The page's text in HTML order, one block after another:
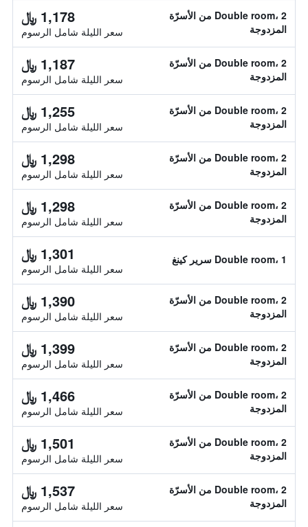
Double room، 2 من الأسرّة
المزدوجة
1,178 ﷼
سعر الليلة شامل الرسوم
Double room، 2 من الأسرّة
المزدوجة
1,187 ﷼
سعر الليلة شامل الرسوم
Double room، 2 من الأسرّة
المزدوجة
1,255 ﷼
سعر الليلة شامل الرسوم
Double room، 2 من الأسرّة
المزدوجة
1,298 ﷼
سعر الليلة شامل الرسوم
Double room، 2 من الأسرّة
المزدوجة
1,298 ﷼
سعر الليلة شامل الرسوم
Double room، 1 سرير كينغ 1,301 ﷼
سعر الليلة شامل الرسوم
Double room، 2 من الأسرّة
المزدوجة
1,390 ﷼
سعر الليلة شامل الرسوم
Double room، 2 من الأسرّة
المزدوجة
1,399 ﷼
سعر الليلة شامل الرسوم
Double room، 2 من الأسرّة
المزدوجة
1,466 ﷼
سعر الليلة شامل الرسوم
Double room، 2 من الأسرّة
المزدوجة
1,501 ﷼
سعر الليلة شامل الرسوم
Double room، 2 من الأسرّة
المزدوجة
1,537 ﷼
سعر الليلة شامل الرسوم